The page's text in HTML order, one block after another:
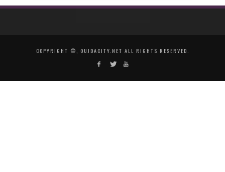
COPYRIGHT ©, OUJDACITY.NET ALL RIGHTS RESERVED.